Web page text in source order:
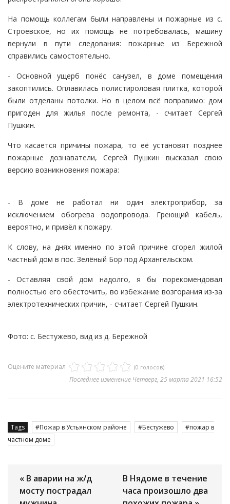
На помощь коллегам были направлены и пожарные из с.
Строевское, но их помощь не потребовалась, машину
вернули в пути следования: пожарные из Бережной
справились самостоятельно.
- Основной ущерб понёс санузел, в доме помещения
закоптились. Оплавилась полистироловая плитка, которой
были отделаны потолки. Но в целом всё поправимо: дом
пригоден для жилья после ремонта, - считает Сергей
Пушкин.
Что касается причины пожара, то её установят позднее
пожарные дознаватели, Сергей Пушкин высказал свою
версию возникновения пожара:
- В доме не работал ни один электроприбор, за
исключением обогрева водопровода. Греющий кабель,
вероятно, и привёл к пожару.
К слову, на днях именно по этой причине сгорел жилой
частный дом в пос. Зелёный Бор под Архангельском.
- Оставляя свой дом надолго, я бы порекомендовал
полностью его обесточить, во избежание возгорания из-за
электротехнических причин, - считает Сергей Пушкин.
Фото: с. Бестужево, вид из д. Бережной
Оцените материал (0 голосов)
Последнее изменение Четверг, 25 марта 2021 16:52
Tags Пожар в Устьянском районе Бестужево
пожар в
частном доме
« В аварии на ж/д
мосту пострадал
В Нядоме в течение
часа произошло два